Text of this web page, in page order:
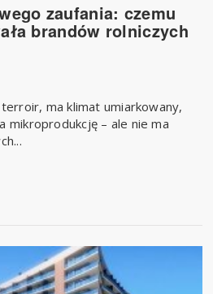
zaufania: czemu
brandów rolniczych
ma klimat umiarkowany,
mikroprodukcję – ale nie ma